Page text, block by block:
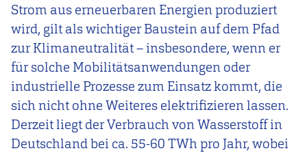
Strom aus erneuerbaren Energien produziert
wird, gilt als wichtiger Baustein auf dem Pfad
zur Klimaneutralität – insbesondere, wenn er
für solche Mobilitätsanwendungen oder
industrielle Prozesse zum Einsatz kommt, die
sich nicht ohne Weiteres elektrifizieren lassen.
Derzeit liegt der Verbrauch von Wasserstoff in
Deutschland bei ca. 55-60 TWh pro Jahr, wobei